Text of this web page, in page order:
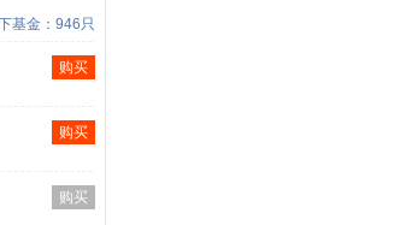
基金：946只
购买
购买
购买